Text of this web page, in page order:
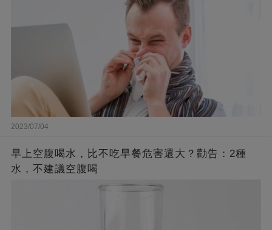
2023/07/04
早上空腹喝水，比不吃早餐危害還大？勸告：2種
水，不建議空腹喝